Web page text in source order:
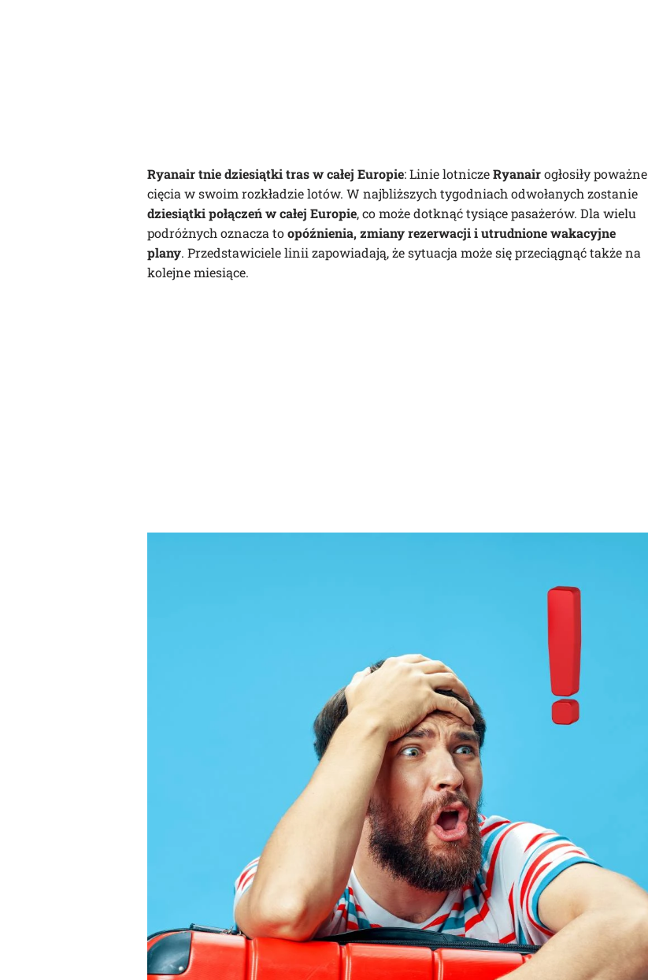
Ryanair tnie dziesiątki tras w całej Europie: Linie lotniczeRyanairogłosiły poważne
cięcia w swoim rozkładzie lotów. W najbliższych tygodniach odwołanych zostanie
dziesiątki połączeń w całej Europie, co może dotknąć tysiące pasażerów. Dla wielu
podróżnych oznacza toopóźnienia, zmiany rezerwacji i utrudnione wakacyjne
plany. Przedstawiciele linii zapowiadają, że sytuacja może się przeciągnąć także na
kolejne miesiące.